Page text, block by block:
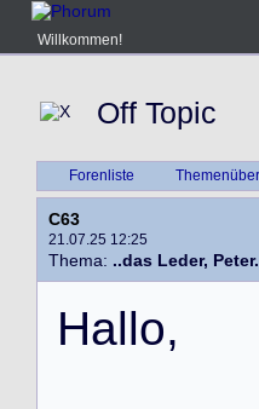
Willkommen!
Off Topic
Forenliste
C63
21.07.25 12:25
Thema: ..das Leder,
Hallo,